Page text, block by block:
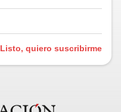
Listo, quiero suscribirme